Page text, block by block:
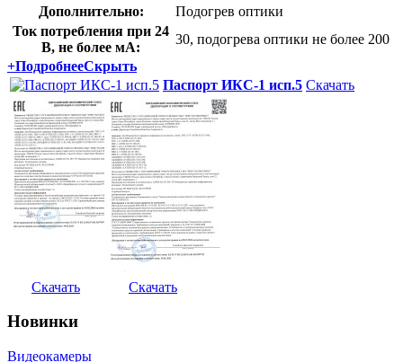
Дополнительно:
Подогрев оптики
Ток потребления при 24
В, не более мА:
30, подогрева оптики не более 200
+ПодробнееСкрыть
Паспорт ИКС-1 исп.5 Скачать
Скачать Скачать
Новинки
Видеокамеры